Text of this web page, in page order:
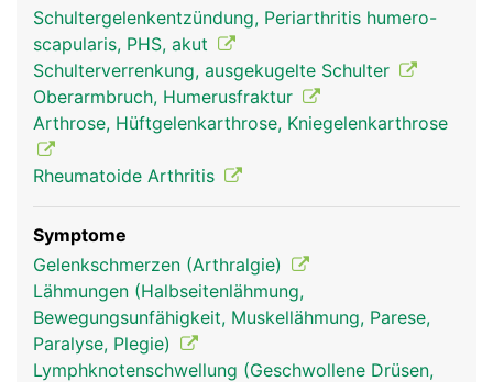
Bewegung des Armes wird durch das
Zusammenspiel von Gelenk, Bändern und Muskeln
ermöglicht.
Schultergelenk
Frau
Schultergelenk
Schultergelenkentzündung, Periarthritis humero-
scapularis, PHS, akut
Schulterverrenkung, ausgekugelte Schulter
Oberarmbruch, Humerusfraktur
Arthrose, Hüftgelenkarthrose, Kniegelenkarthrose
Rheumatoide Arthritis
Symptome
Gelenkschmerzen (Arthralgie)
Lähmungen (Halbseitenlähmung,
Bewegungsunfähigkeit, Muskellähmung, Parese,
Paralyse, Plegie)
Lymphknotenschwellung (Geschwollene Drüsen,